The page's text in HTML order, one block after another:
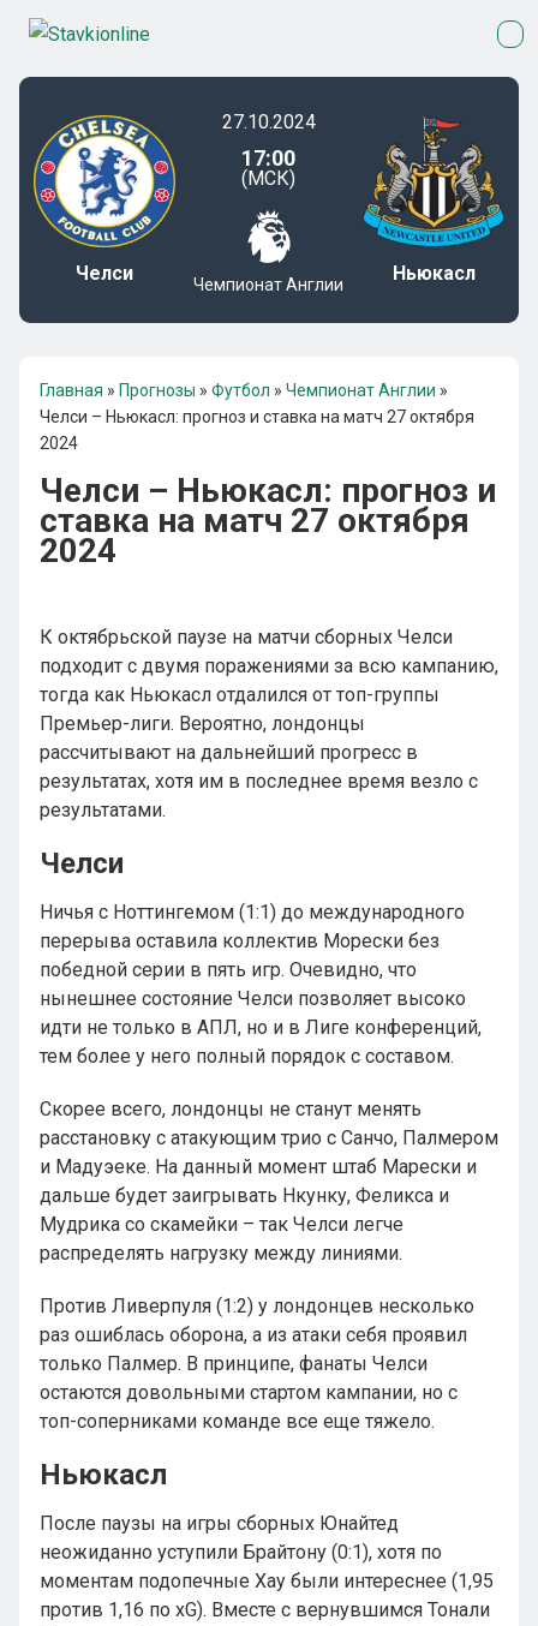
Челси
27.10.2024
17:00
(МСК)
Чемпионат Англии Ньюкасл
Главная » Прогнозы » Футбол » Чемпионат Англии »
Челси – Ньюкасл: прогноз и ставка на матч 27 октября
2024
Челси – Ньюкасл: прогноз и
ставка на матч 27 октября
2024
К октябрьской паузе на матчи сборных Челси
подходит с двумя поражениями за всю кампанию,
тогда как Ньюкасл отдалился от топ-группы
Премьер-лиги. Вероятно, лондонцы
рассчитывают на дальнейший прогресс в
результатах, хотя им в последнее время везло с
результатами.
Челси
Ничья с Ноттингемом (1:1) до международного
перерыва оставила коллектив Морески без
победной серии в пять игр. Очевидно, что
нынешнее состояние Челси позволяет высоко
идти не только в АПЛ, но и в Лиге конференций,
тем более у него полный порядок с составом.
Скорее всего, лондонцы не станут менять
расстановку с атакующим трио с Санчо, Палмером
и Мадуэеке. На данный момент штаб Марески и
дальше будет заигрывать Нкунку, Феликса и
Мудрика со скамейки – так Челси легче
распределять нагрузку между линиями.
Против Ливерпуля (1:2) у лондонцев несколько
раз ошиблась оборона, а из атаки себя проявил
только Палмер. В принципе, фанаты Челси
остаются довольными стартом кампании, но с
топ-соперниками команде все еще тяжело.
Ньюкасл
После паузы на игры сборных Юнайтед
неожиданно уступили Брайтону (0:1), хотя по
моментам подопечные Хау были интереснее (1,95
против 1,16 по xG). Вместе с вернувшимся Тонали